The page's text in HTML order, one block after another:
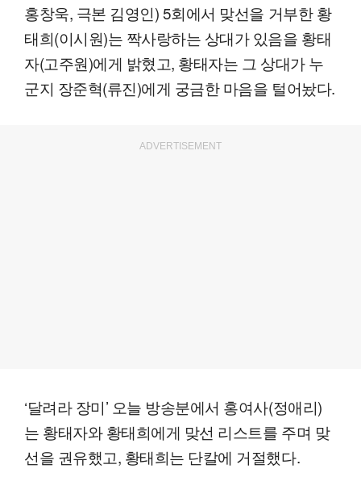
홍창욱, 극본 김영인) 5회에서 맞선을 거부한 황
태희(이시원)는 짝사랑하는 상대가 있음을 황태
자(고주원)에게 밝혔고, 황태자는 그 상대가 누
군지 장준혁(류진)에게 궁금한 마음을 털어놨다.
ADVERTISEMENT
‘달려라 장미’ 오늘 방송분에서 홍여사(정애리)
는 황태자와 황태희에게 맞선 리스트를 주며 맞
선을 권유했고, 황태희는 단칼에 거절했다.